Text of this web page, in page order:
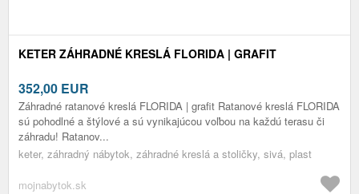
KETER ZÁHRADNÉ KRESLÁ FLORIDA | GRAFIT
352,00 EUR
Záhradné ratanové kreslá FLORIDA | grafit Ratanové kreslá FLORIDA
sú pohodlné a štýlové a sú vynikajúcou voľbou na každú terasu či
záhradu! Ratanov...
keter, záhradný nábytok, záhradné kreslá a stoličky, sivá, plast
mojnabytok.sk